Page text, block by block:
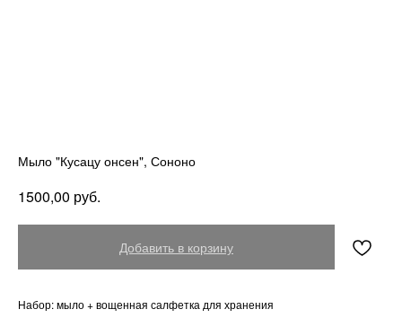
Мыло "Кусацу онсен", Сононо
1500,00 руб.
Добавить в корзину
Набор: мыло + вощенная салфетка для хранения